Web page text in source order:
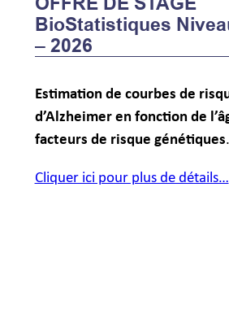
BioStatistiques
– 2026
Estimation de courbes de
d’Alzheimer en fonction de
facteurs de risque génétiques.
Cliquer ici pour plus de détails…